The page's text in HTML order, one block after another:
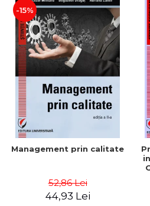
-15%
Management prin calitate
52,86 Lei
44,93 Lei